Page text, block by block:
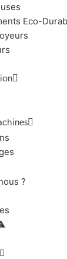
Eco-
?